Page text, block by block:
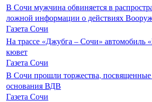
В Сочи мужчина обвиняется в
ложной информации о действиях
Газета Сочи
На трассе «Джубга – Сочи» автомобиль
кювет
Газета Сочи
В Сочи прошли торжества,
основания ВДВ
Газета Сочи